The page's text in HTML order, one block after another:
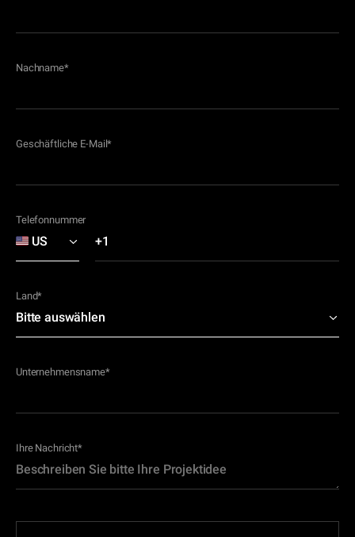
Nachname*
Geschäftliche E-Mail*
Telefonnummer
Land*
Unternehmensname*
Ihre Nachricht*